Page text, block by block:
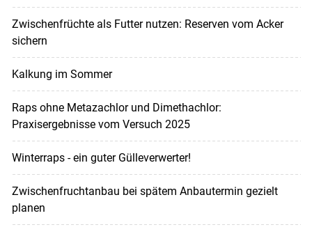
Zwischenfrüchte als Futter nutzen: Reserven vom Acker
sichern
Kalkung im Sommer
Raps ohne Metazachlor und Dimethachlor:
Praxisergebnisse vom Versuch 2025
Winterraps - ein guter Gülleverwerter!
Zwischenfruchtanbau bei spätem Anbautermin gezielt
planen